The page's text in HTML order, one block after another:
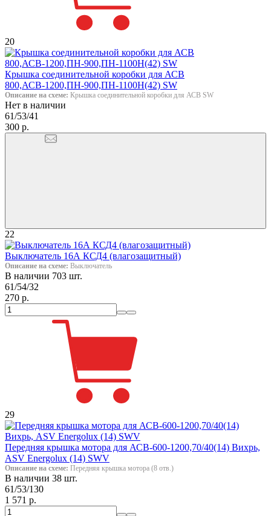
20
Крышка соединительной коробки для АСВ
800,АСВ-1200,ПН-900,ПН-1100Н(42) SW
Описание на схеме: Крышка соединительной коробки для АСВ SW
Нет в наличии
61/53/41
300 р.
22
Выключатель 16А КСД4 (влагозащитный)
Описание на схеме: Выключатель
В наличии 703 шт.
61/54/32
270 р.
29
Передняя крышка мотора для АСВ-600-1200,70/40(14) Вихрь,
ASV Energolux (14) SWV
Описание на схеме: Передняя крышка мотора (8 отв.)
В наличии 38 шт.
61/53/130
1 571 р.